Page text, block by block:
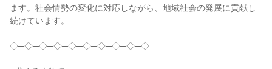
ます。社会情勢の変化に対応しながら、地域社会の発展に貢献し
続けています。
◇─◇─◇─◇─◇─◇─◇─◇─◇─◇